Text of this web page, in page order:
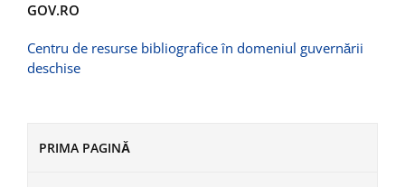
GOV.RO
Centru de resurse bibliografice în domeniul guvernării
deschise
PRIMA PAGINĂ